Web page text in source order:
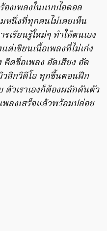
งเพลงในแบบไอดอล
หนึ่งที่ทุกคนไม่เคยเห็น
เรียนรู้ใหม่ๆ ทำให้ตนเอง
ต่เขียนเนื้อเพลงที่ไม่เก่ง
คิดชื่อเพลง อัดเสียง อัด
วสิกวิดีโอ ทุกขึ้นตอนฝึก
วเราเองก็ต้องผลักดันตัว
พลงเสร็จแล้วพร้อมปล่อย